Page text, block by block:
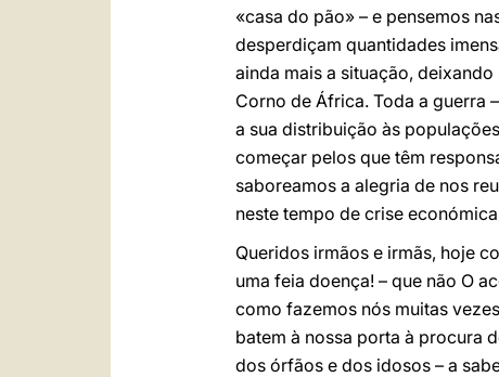
«casa do pão» – e pensemos
desperdiçam quantidades
ainda mais a situação,
Corno de África. Toda a guerra
a sua distribuição às
começar pelos que têm
saboreamos a alegria de nos
neste tempo de crise
Queridos irmãos e irmãs, hoje
uma feia doença! – que não O
como fazemos nós muitas
batem à nossa porta à procura
dos órfãos e dos idosos – a